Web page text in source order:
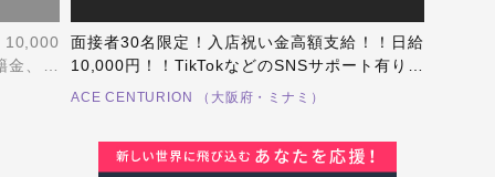
、特
面接者30名限定！入店祝い金高額支給！！日給
10,000円！！TikTokなどのSNSサポート有り！
未経験がホストを始めやすい！経験者が心機一
ACE CENTURION （大阪府・ミナミ）